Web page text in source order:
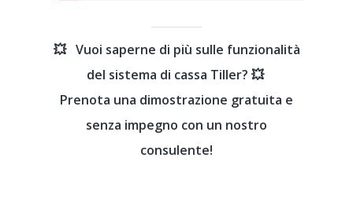
💥 Vuoi saperne di più sulle funzionalità
del sistema di cassa Tiller? 💥
Prenota una dimostrazione gratuita e
senza impegno con un nostro
consulente!
Prodotto
Applicazione
Prezzo
Clienti